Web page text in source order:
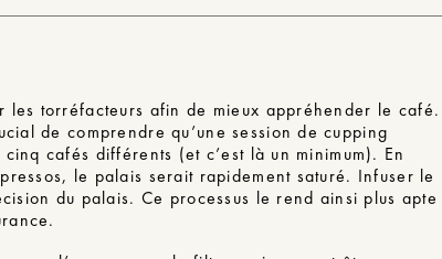
les torréfacteurs afin de mieux appréhender le café.
de comprendre qu’une session de cupping
cafés différents (et c’est là un minimum). En
le palais serait rapidement saturé. Infuser le
du palais. Ce processus le rend ainsi plus apte